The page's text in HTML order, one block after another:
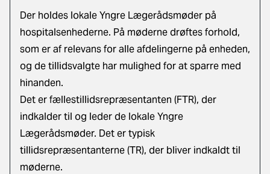
Der holdes lokale Yngre Lægerådsmøder på
hospitalsenhederne. På møderne drøftes forhold,
som er af relevans for alle afdelingerne på enheden,
og de tillidsvalgte har mulighed for at sparre med
hinanden.
Det er fællestillidsrepræsentanten (FTR), der
indkalder til og leder de lokale Yngre
Lægerådsmøder. Det er typisk
tillidsrepræsentanterne (TR), der bliver indkaldt til
møderne.